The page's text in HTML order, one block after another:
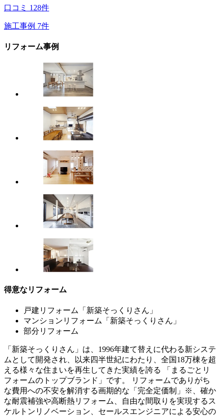
口コミ 128件
施工事例 7件
リフォーム事例
得意なリフォーム
戸建リフォーム「新築そっくりさん」
マンションリフォーム「新築そっくりさん」
部分リフォーム
「新築そっくりさん」は、1996年建て替えに代わる新システ
ムとして開発され、以来四半世紀にわたり、全国18万棟を超
える様々な住まいを再生してきた実績を誇る 「まるごとリ
フォームのトップブランド」です。 リフォームでありがち
な費用への不安を解消する画期的な「完全定価制」※、確か
な耐震補強や高断熱リフォーム、自由な間取りを実現するス
ケルトンリノベーション、セールスエンジニアによる安心の